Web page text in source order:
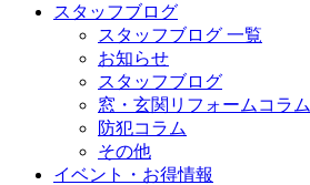
スタッフブログ
スタッフブログ 一覧
お知らせ
スタッフブログ
窓・玄関リフォームコラム
防犯コラム
その他
イベント・お得情報